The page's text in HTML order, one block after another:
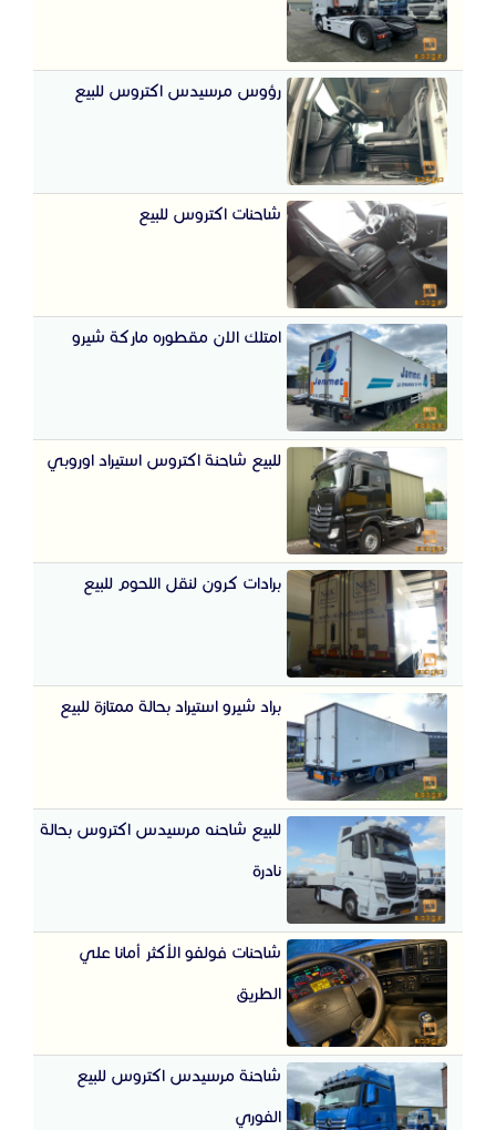
رؤوس مرسيدس اكتروس للبيع
شاحنات اكتروس للبيع
امتلك الان مقطوره ماركة شيرو
للبيع شاحنة اكتروس استيراد اوروبي
برادات كرون لنقل اللحوم للبيع
براد شيرو استيراد بحالة ممتازة للبيع
للبيع شاحنه مرسيدس اكتروس بحالة
نادرة
شاحنات فولفو الأكثر أمانا علي
الطريق
شاحنة مرسيدس اكتروس للبيع
الفوري